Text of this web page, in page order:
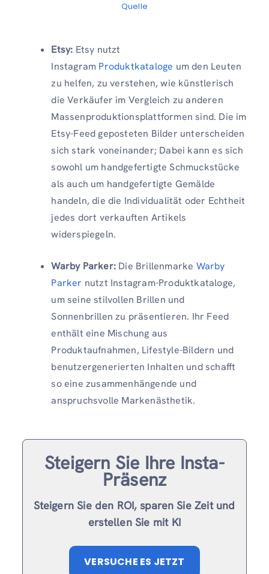
Quelle
Etsy: Etsy nutzt
Instagram Produktkataloge um den Leuten
zu helfen, zu verstehen, wie künstlerisch
die Verkäufer im Vergleich zu anderen
Massenproduktionsplattformen sind. Die im
Etsy-Feed geposteten Bilder unterscheiden
sich stark voneinander; Dabei kann es sich
sowohl um handgefertigte Schmuckstücke
als auch um handgefertigte Gemälde
handeln, die die Individualität oder Echtheit
jedes dort verkauften Artikels
widerspiegeln.
Warby Parker: Die Brillenmarke Warby
Parker nutzt Instagram-Produktkataloge,
um seine stilvollen Brillen und
Sonnenbrillen zu präsentieren. Ihr Feed
enthält eine Mischung aus
Produktaufnahmen, Lifestyle-Bildern und
benutzergenerierten Inhalten und schafft
so eine zusammenhängende und
anspruchsvolle Markenästhetik.
Steigern Sie Ihre Insta-
Präsenz
Steigern Sie den ROI, sparen Sie Zeit und
erstellen Sie mit KI
VERSUCHE ES JETZT